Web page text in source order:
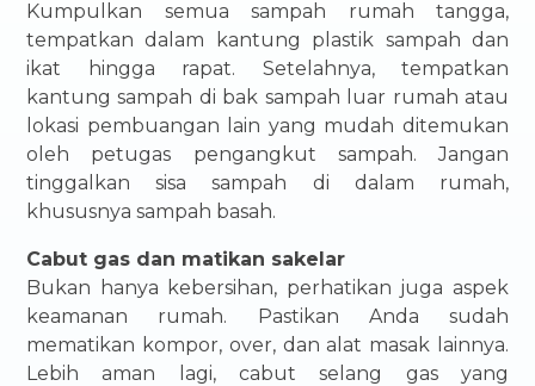
Kumpulkan semua sampah rumah tangga,
tempatkan dalam kantung plastik sampah dan
ikat hingga rapat. Setelahnya, tempatkan
kantung sampah di bak sampah luar rumah atau
lokasi pembuangan lain yang mudah ditemukan
oleh petugas pengangkut sampah. Jangan
tinggalkan sisa sampah di dalam rumah,
khususnya sampah basah.
Cabut gas dan matikan sakelar
Bukan hanya kebersihan, perhatikan juga aspek
keamanan rumah. Pastikan Anda sudah
mematikan kompor, over, dan alat masak lainnya.
Lebih aman lagi, cabut selang gas yang